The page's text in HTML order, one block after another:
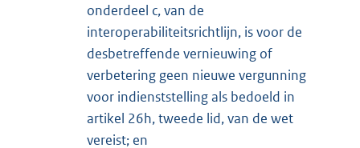
onderdeel c, van de
interoperabiliteitsrichtlijn, is voor de
desbetreffende vernieuwing of
verbetering geen nieuwe vergunning
voor indienststelling als bedoeld in
artikel 26h, tweede lid, van de wet
vereist; en